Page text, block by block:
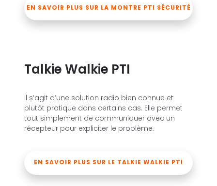
EN SAVOIR PLUS SUR LA MONTRE PTI SÉCURITÉ
Talkie Walkie PTI
Il s’agit d’une solution radio bien connue et
plutôt pratique dans certains cas. Elle permet
tout simplement de communiquer avec un
récepteur pour expliciter le problème.
EN SAVOIR PLUS SUR LE TALKIE WALKIE PTI